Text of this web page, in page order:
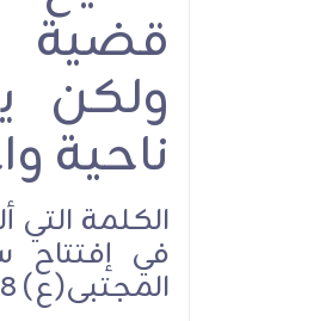
قضية
ولكن
ناحية
الكلمة التي
في إفتتاح
المجتبى(ع) 20/1/2018م.